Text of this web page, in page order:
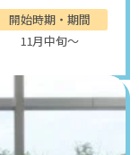
開始時期・期間
11月中旬～